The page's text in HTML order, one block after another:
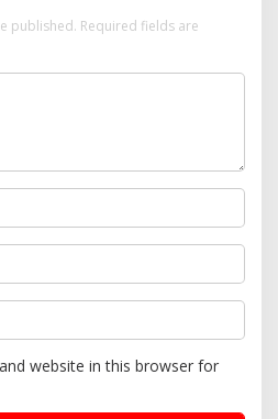
published. Required fields are
website in this browser for